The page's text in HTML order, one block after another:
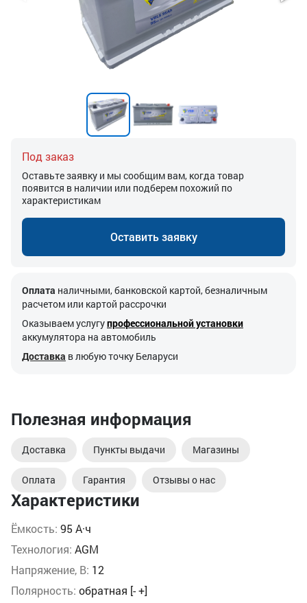
Характеристики
Ёмкость: 95 А·ч
Технология: AGM
Напряжение, В: 12
Полярность: обратная [- +]
Под заказ
Оставьте заявку и мы сообщим вам, когда товар
появится в наличии или подберем похожий по
характеристикам
Оставить заявку
Оплата наличными, банковской картой, безналичным
расчетом или картой рассрочки
Оказываем услугупрофессиональной установки
аккумулятора на автомобиль
Доставка в любую точку Беларуси
Полезная информация
Доставка Пункты выдачи Магазины
Оплата Гарантия Отзывы о нас